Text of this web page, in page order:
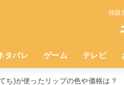
韓国
タバレ ゲーム テレビ
ち)が使ったリップの色や価格は？